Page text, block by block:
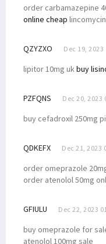
order carbamazepine
online cheap
QZYZXO Dec 19, 2023
lipitor 10mg ukbuy
PZFQNS Dec 20, 2023
buy cefadroxil 250mg
QDKEFX Dec 21, 2023
order omeprazole
order atenolol 50mg
GFIULU Dec 22, 2023
buy omeprazole for
atenolol 100mg sale